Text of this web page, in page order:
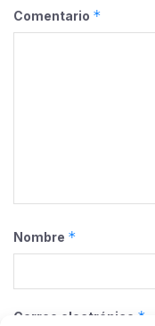
Comentario *
Nombre *
Correo electrónico *